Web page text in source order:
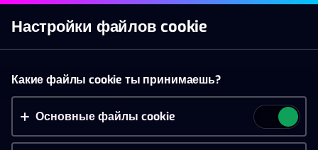
Принять файлы cookie?
На этом веб-сайте используются 3 различных типа
файлов cookie: основные, отслеживающие и
Настройки файлов cookie
Какие файлы cookie ты принимаешь?
Основные файлы cookie